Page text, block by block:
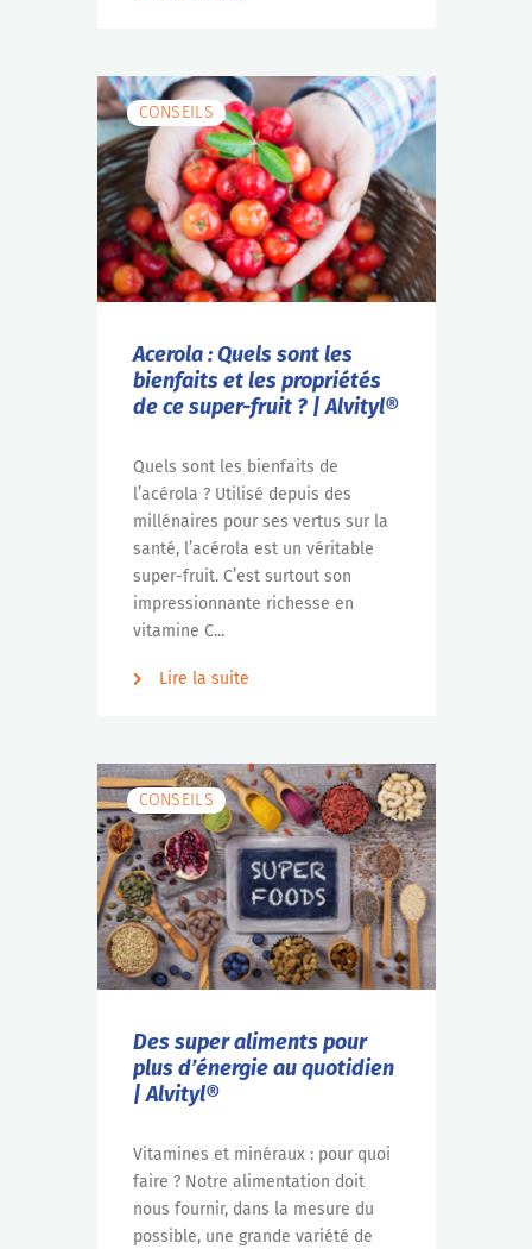
CONSEILS
Acerola : Quels sont les
bienfaits et les propriétés
de ce super-fruit ? | Alvityl®
Quels sont les bienfaits de
l’acérola ? Utilisé depuis des
millénaires pour ses vertus sur la
santé, l’acérola est un véritable
super-fruit. C’est surtout son
impressionnante richesse en
vitamine C...
Lire la suite
CONSEILS
Des super aliments pour
plus d’énergie au quotidien
| Alvityl®
Vitamines et minéraux : pour quoi
faire ? Notre alimentation doit
nous fournir, dans la mesure du
possible, une grande variété de